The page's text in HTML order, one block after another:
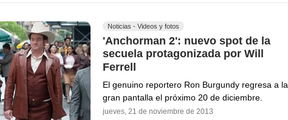
Noticias - Videos y fotos
'Anchorman 2': nuevo spot de la
secuela protagonizada por Will
Ferrell
El genuino reportero Ron Burgundy regresa a la
gran pantalla el próximo 20 de diciembre.
jueves, 21 de noviembre de 2013